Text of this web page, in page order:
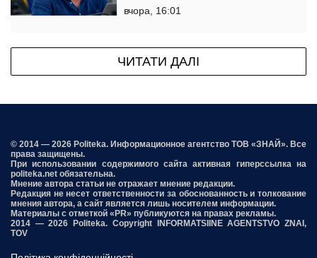
вчора, 16:01
ЧИТАТИ ДАЛІ
© 2014 — 2026 Politeka. Информационное агентство ТОВ «ЗНАЙ». Все
права защищены.
При использовании содержимого сайта активная гиперссылка на
politeka.net обязательна.
Мнение автора статьи не отражает мнение редакции.
Редакция не несет ответственности за обоснованность и толкование
мнения автора, а сайт является лишь носителем информации.
Материалы с отметкой «PR» публикуются на правах рекламы.
2014 — 2026 Politeka. Copyright INFORMATSIINE AGENTSTVO ZNAI,
TOV